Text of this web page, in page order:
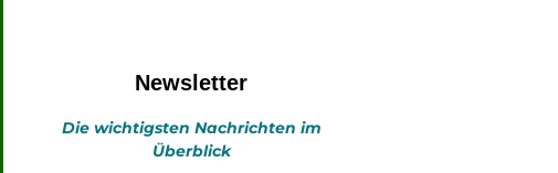
Newsletter
Die wichtigsten Nachrichten im
Überblick